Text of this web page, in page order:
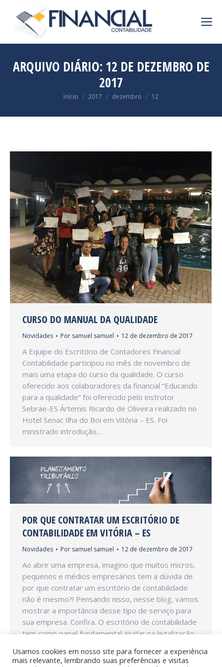
ARQUIVO DIÁRIO: 12 DE DEZEMBRO DE
2017
Início 2017 dezembro 12
CURSO DO MANUAL DA QUALIDADE
Novidades Por samuel samuel 12 de dezembro de 2017
A Equipe do Escritório de Contadores Financial
Contabilidade participou no mês de novembro de
mais uma etapa do curso da qualidade. O curso
oferecido aos colaboradores da financial “Educando
para a qualidade” foi oferecido pelo instrutor
Sebrae-ES Ártemis Ricardo de Oliveira realizado no
Hotel Senac Ilha do Boi em Vitória – ES. Foi
ministrado introdução…
POR QUE CONTRATAR UM ESCRITÓRIO DE
CONTABILIDADE EM VITÓRIA – ES
Novidades Por samuel samuel 12 de dezembro de 2017
Ao abrir uma empresa, imagino que muitos micros,
pequenos e médios empresários tem a dúvida de
por que contratar um escritório de contabilidade
não é mesmo?! Pensando nisso, nesse blog, vamos
mostrar a importância desse tipo de serviço para
sua empresa. Confira. O escritório de contabilidade
tem como papel fundamental ajudar na legalização
Usamos cookies em nosso site para fornecer a experiência
mais relevante, lembrando suas preferências e visitas